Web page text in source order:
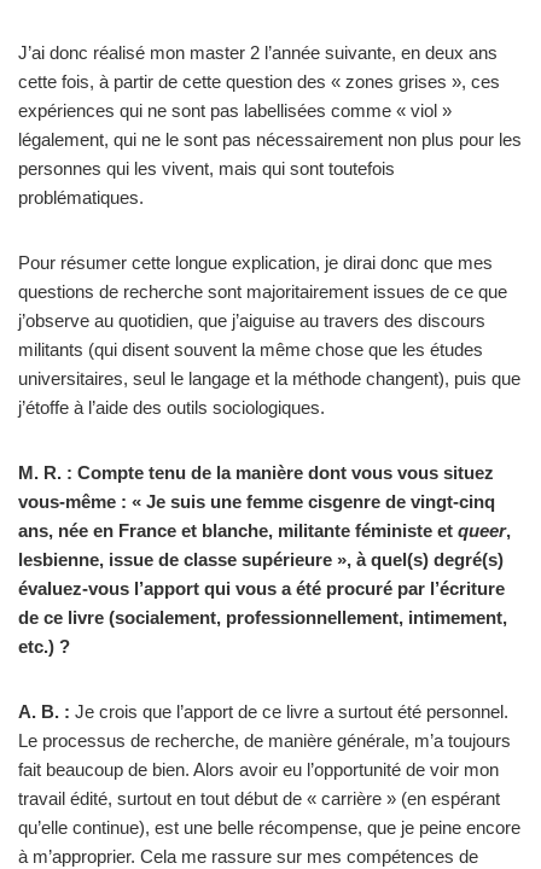
J’ai donc réalisé mon master 2 l’année suivante, en deux ans
cette fois, à partir de cette question des « zones grises », ces
expériences qui ne sont pas labellisées comme « viol »
légalement, qui ne le sont pas nécessairement non plus pour les
personnes qui les vivent, mais qui sont toutefois
problématiques.
Pour résumer cette longue explication, je dirai donc que mes
questions de recherche sont majoritairement issues de ce que
j’observe au quotidien, que j’aiguise au travers des discours
militants (qui disent souvent la même chose que les études
universitaires, seul le langage et la méthode changent), puis que
j’étoffe à l’aide des outils sociologiques.
M. R. : Compte tenu de la manière dont vous vous situez
vous-même : « Je suis une femme cisgenre de vingt-cinq
ans, née en France et blanche, militante féministe et queer,
lesbienne, issue de classe supérieure », à quel(s) degré(s)
évaluez-vous l’apport qui vous a été procuré par l’écriture
de ce livre (socialement, professionnellement, intimement,
etc.) ?
A. B. : Je crois que l’apport de ce livre a surtout été personnel.
Le processus de recherche, de manière générale, m’a toujours
fait beaucoup de bien. Alors avoir eu l’opportunité de voir mon
travail édité, surtout en tout début de « carrière » (en espérant
qu’elle continue), est une belle récompense, que je peine encore
à m’approprier. Cela me rassure sur mes compétences de